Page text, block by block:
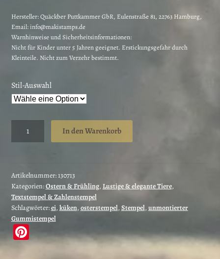
Hersteller:Quäckber Puttkammer GbR, Eulenstraße 81, 22763 Hamburg,
Email: info@makistamps.de
Warnhinweise und Sicherheitsinformationen:
Nicht für Kinder unter 5 Jahren geeignet. Erstickungsgefahr durch
Kleinteile. Nicht zum Verzehr bestimmt.
Stil-Auswahl
/
Unmontiertes
Stempelgummi
(130713)
Menge
In den Warenkorb
Artikelnummer:130713
Kategorien:Ostern & Frühling, Lustige & elegante Tiere,
Textstempel & Zahlenstempel
Schlagwörter:ei, küken, osterstempel, Stempel, unmontierter
Gummistempel
Pi
nt